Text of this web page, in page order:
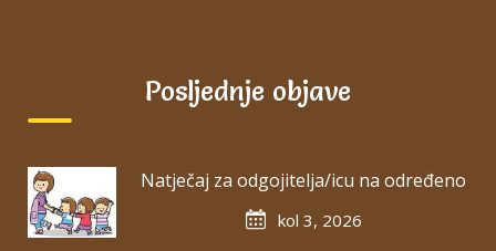
Posljednje objave
Natječaj za odgojitelja/icu na određeno
kol 3, 2026